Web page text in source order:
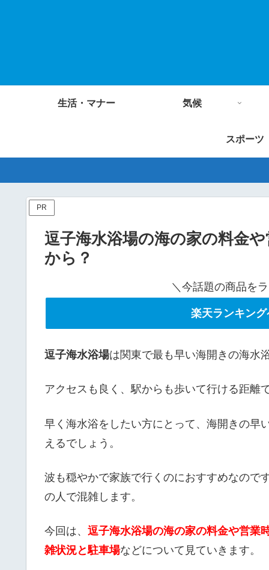
生活・マナー 気候
スポーツ
PR
逗子海水浴場の海の家の料金
から？
＼今話題の商品を
楽天ランキン
逗子海水浴場は関東で最も早い海開きの海水
アクセスも良く、駅からも歩いて行ける距離
早く海水浴をしたい方にとって、海開きの早
えるでしょう。
波も穏やかで家族で行くのにおすすめなので
の人で混雑します。
今回は、 逗子海水浴場の海の家の料金や営業
雑状況と駐車場などについて見ていきます。